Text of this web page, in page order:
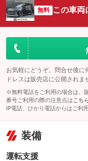
無料 この車両
お気軽にどうぞ。問合せ後に
ドレスは販売店に公開されま
※無料電話をご利用の場合は、
番号ご利用の際の注意点は こち
IP電話、ひかり電話からはご利
装備
運転支援